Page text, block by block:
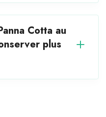
Cotta au
plus